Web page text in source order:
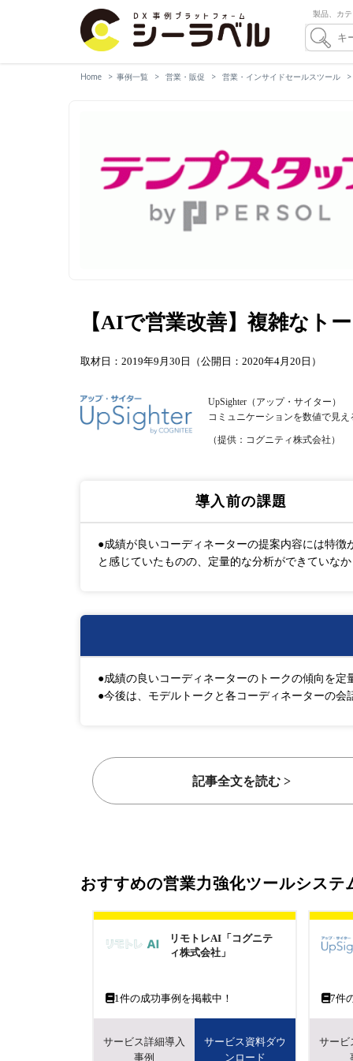
製品、カ
Home 事例一覧 営業・販促 営業・インサイドセールスツール
【AIで営業改善】複雑なト
取材日：2019年9月30日（公開日：2020年4月20日）
UpSighter（アップ・サイター）
コミュニケーションを数値で見
（提供：コグニティ株式会社）
導入前の課題
●成績が良いコーディネーターの提案内容には特徴
と感じていたものの、定量的な分析ができていな
●成績の良いコーディネーターのトークの傾向を
●今後は、モデルトークと各コーディネーターの
記事全文を読む >
おすすめの営業力強化ツールシステ
リモトレAI「コグニテ
ィ株式会社」
1件の成功事例を掲載中！
サービス詳細導入
事例
サービス資料ダウ
ンロード
7件
サービ